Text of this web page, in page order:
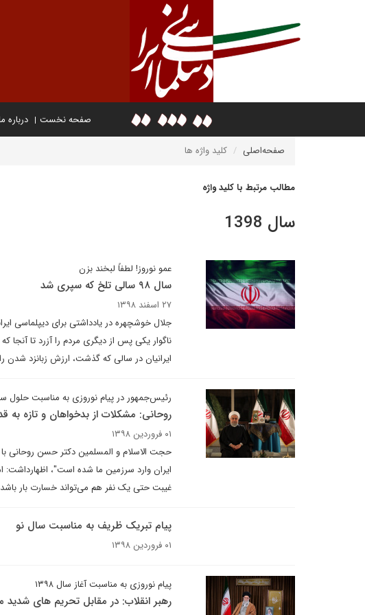
صفحه نخست درباره
صفحه‌اصلی کلید واژه ها
مطالب مرتبط با کلید واژه
سال 1398
عمو نوروز! لطفاً لبخند بزن
سال ۹۸ سالی تلخ که سپری شد
۲۷ اسفند ۱۳۹۸
ناگوار یکی پس از دیگری مردم را آزرد تا آنجا
ایرانیان در سالی که گذشت، ارزش زبانزد شدن
رئیس‌جمهور در پیام نوروزی به مناسبت حلول سال
روحانی: مشکلات از بدخواهان و تازه
۰۱ فروردین ۱۳۹۸
حجت الاسلام و المسلمین دکتر حسن روحانی با
ایران وارد سرزمین ما شده است"، اظهارداشت:
غیبت حتی یک نفر هم می‌تواند خسارت بار
پیام تبریک ظریف به مناسبت سال نو
۰۱ فروردین ۱۳۹۸
پیام نوروزی به مناسبت آغاز سال ۱۳۹۸
رهبر انقلاب: در مقابل تحریم های